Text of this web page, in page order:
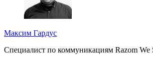
Максим Гардус
Специалист по коммуникациям Razom We